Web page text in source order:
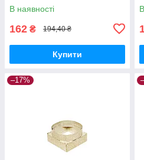
В наявності
162 ₴ 194,40 ₴
Купити
–17%